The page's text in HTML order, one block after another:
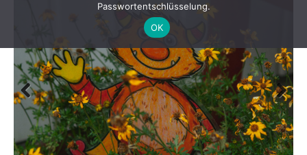
Previ
ous
Next
Passwortentschlüsselung.
OK